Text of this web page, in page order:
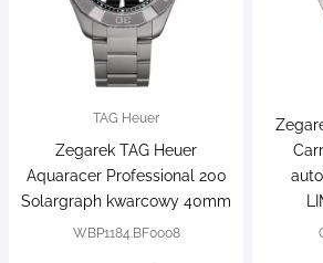
TAG Heuer
Zegarek TAG Heuer
Aquaracer Professional 200
Solargraph kwarcowy 40mm
WBP1184.BF0008